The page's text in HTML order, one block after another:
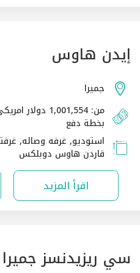
إيدن هاوس
جميرا
من: 1,001,554 دولار امريكي
بخطة دفع
قاردن هاوس دوبلكس
اقرأ المزيد
سي ريزيدنسز جميرا